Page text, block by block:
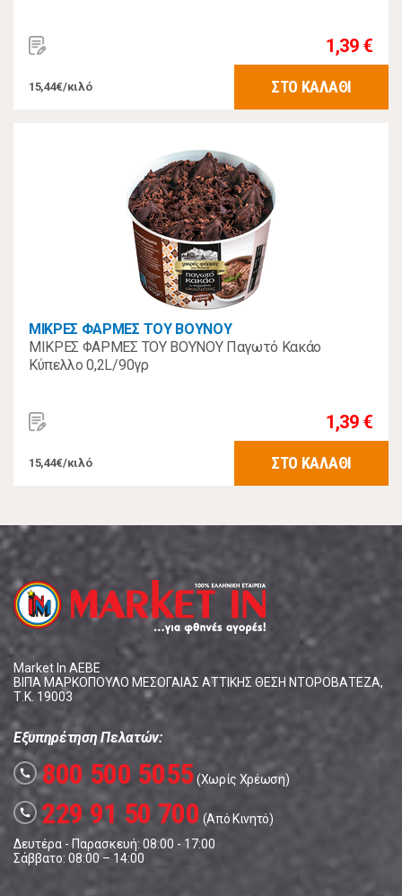
1,39 €
15,44€/κιλό ΣΤΟ ΚΑΛΑΘΙ
ΜΙΚΡΕΣ ΦΑΡΜΕΣ ΤΟΥ ΒΟΥΝΟΥ
ΜΙΚΡΕΣ ΦΑΡΜΕΣ ΤΟΥ ΒΟΥΝΟΥ Παγωτό Κακάο
Κύπελλο 0,2L/90γρ
1,39 €
15,44€/κιλό ΣΤΟ ΚΑΛΑΘΙ
Market In ΑΕΒΕ
ΒΙΠΑ ΜΑΡΚΟΠΟΥΛΟ ΜΕΣΟΓΑΙΑΣ ΑΤΤΙΚΗΣ ΘΕΣΗ ΝΤΟΡΟΒΑΤΕΖΑ,
Τ.Κ. 19003
Εξυπηρέτηση Πελατών:
call 800 500 5055(Χωρίς Χρέωση)
call 229 91 50 700 (Από Κινητό)
Δευτέρα - Παρασκευή: 08:00 - 17:00
Σάββατο: 08:00 – 14:00